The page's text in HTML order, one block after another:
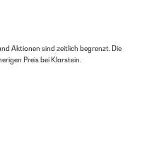
Aktionen sind zeitlich begrenzt. Die
Preis bei Klarstein.